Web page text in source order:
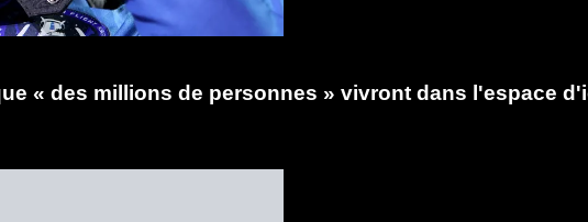
« des millions de personnes » vivront dans l'espace